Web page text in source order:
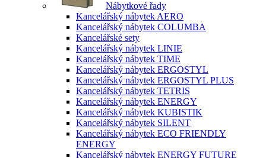
Nábytkové řady
Kancelářský nábytek AERO
Kancelářský nábytek COLUMBA
Kancelářské sety
Kancelářský nábytek LINIE
Kancelářský nábytek TIME
Kancelářský nábytek ERGOSTYL
Kancelářský nábytek ERGOSTYL PLUS
Kancelářský nábytek TETRIS
Kancelářský nábytek ENERGY
Kancelářský nábytek KUBISTIK
Kancelářský nábytek SILENT
Kancelářský nábytek ECO FRIENDLY
ENERGY
Kancelářský nábytek ENERGY FUTURE